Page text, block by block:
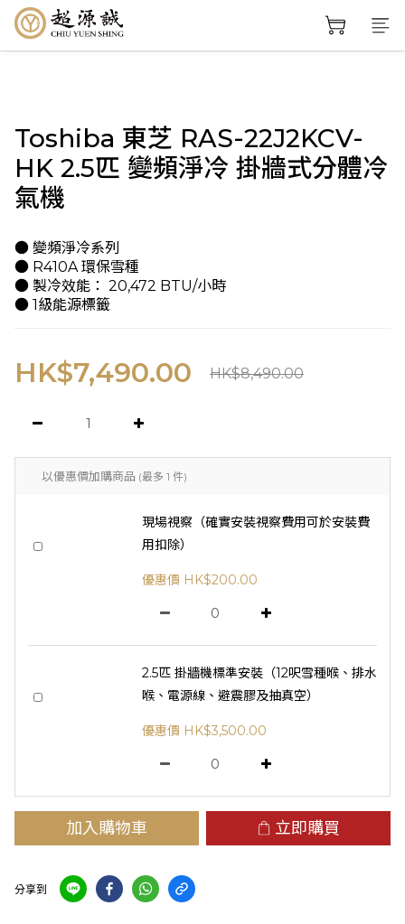
Toshiba 東芝 RAS-22J2KCV-
HK 2.5匹 變頻淨冷 掛牆式分體冷
氣機
● 變頻淨冷系列
● R410A 環保雪種
● 製冷效能： 20,472 BTU/小時
● 1級能源標籤
HK$7,490.00 HK$8,490.00
以優惠價加購商品 (最多 1 件)
現場視察（確實安裝視察費用可於安裝費
用扣除）
優惠價 HK$200.00
2.5匹 掛牆機標準安裝（12呎雪種喉、排水
喉、電源線、避震膠及抽真空）
優惠價 HK$3,500.00
加入購物車 立即購買
分享到